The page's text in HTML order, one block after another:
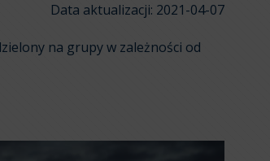
Data aktualizacji: 2021-04-07
na grupy w zależności od